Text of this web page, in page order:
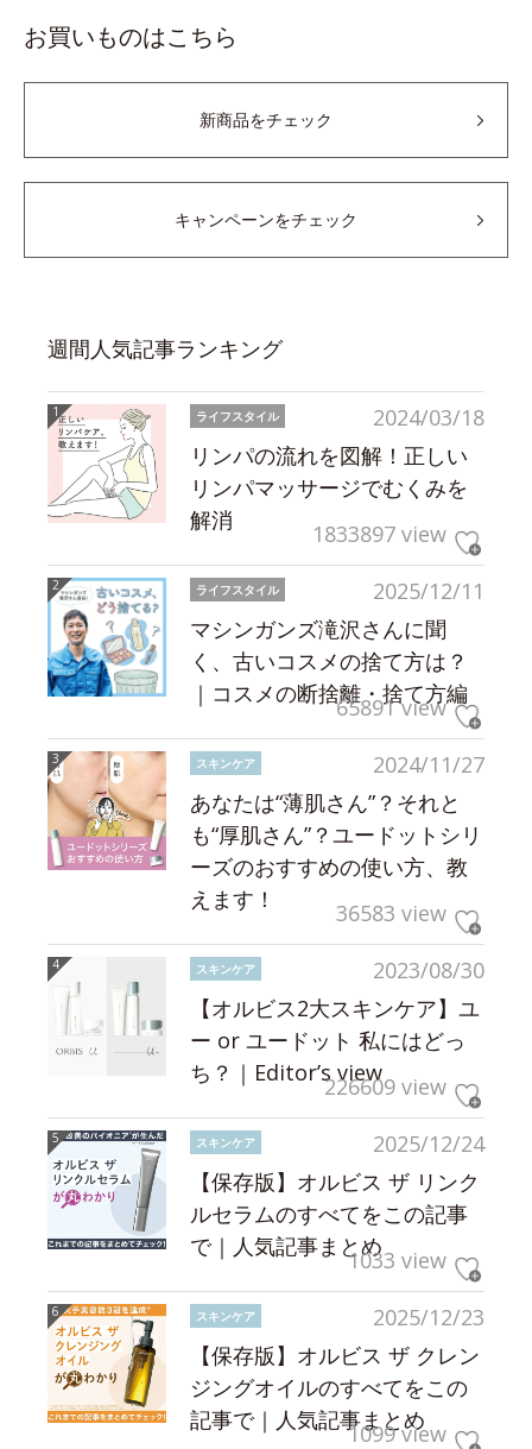
お買いものはこちら
新商品をチェック
キャンペーンをチェック
週間人気記事ランキング
2024/03/18
ライフスタイル
リンパの流れを図解！正しい
リンパマッサージでむくみを
解消
1833897 view
2025/12/11
ライフスタイル
マシンガンズ滝沢さんに聞
く、古いコスメの捨て方は？
｜コスメの断捨離・捨て方編
65891 view
2024/11/27
スキンケア
あなたは“薄肌さん”？それと
も“厚肌さん”？ユードットシリ
ーズのおすすめの使い方、教
えます！
36583 view
2023/08/30
スキンケア
【オルビス2大スキンケア】ユ
ー or ユードット 私にはどっ
ち？｜Editor’s view226609 view
2025/12/24
スキンケア
【保存版】オルビス ザ リンク
ルセラムのすべてをこの記事
で｜人気記事まとめ1033 view
2025/12/23
スキンケア
【保存版】オルビス ザ クレン
ジングオイルのすべてをこの
記事で｜人気記事まとめ
1099 view